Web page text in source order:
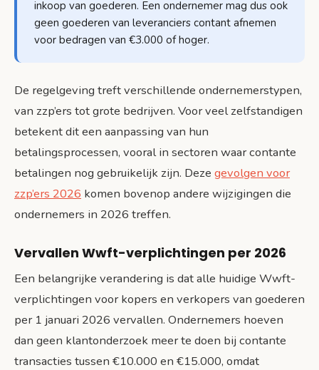
inkoop van goederen. Een ondernemer mag dus ook
geen goederen van leveranciers contant afnemen
voor bedragen van €3.000 of hoger.
De regelgeving treft verschillende ondernemerstypen,
van zzp’ers tot grote bedrijven. Voor veel zelfstandigen
betekent dit een aanpassing van hun
betalingsprocessen, vooral in sectoren waar contante
betalingen nog gebruikelijk zijn. Deze gevolgen voor
zzp’ers 2026 komen bovenop andere wijzigingen die
ondernemers in 2026 treffen.
Vervallen Wwft-verplichtingen per 2026
Een belangrijke verandering is dat alle huidige Wwft-
verplichtingen voor kopers en verkopers van goederen
per 1 januari 2026 vervallen. Ondernemers hoeven
dan geen klantonderzoek meer te doen bij contante
transacties tussen €10.000 en €15.000, omdat